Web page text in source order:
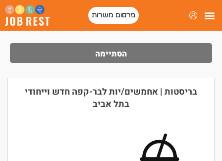
פרסום משרות
הסתיימה
בריסטות | אחמשים/יות לבר-קפה חדש וייחודי
בתל אביב